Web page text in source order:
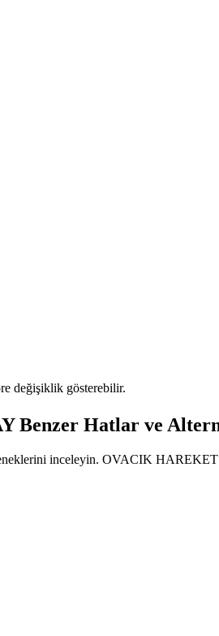
değişiklik gösterebilir.
Benzer Hatlar ve
inceleyin. OVACIK